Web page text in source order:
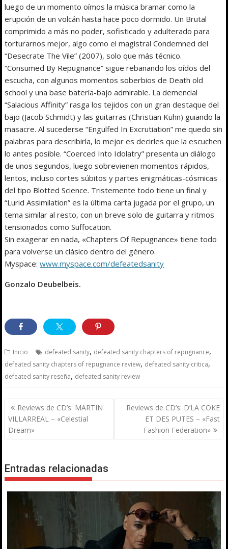
luego de un momento oímos la música bramar como la
erupción de un volcán hasta hace poco dormido. Un Brutal
comprimido a más no poder, sofisticado y adulterado para
torturarnos mejor, algo como el magistral Condemned del
“Desecrate The Vile” (2007), solo que más técnico.
“Consumed By Repugnance” sigue rebanando los oídos del
escucha, con algunos momentos soberbios de Death old
school y una base batería-bajo admirable. La demencial
“Salacious Affinity” rasga los tejidos con un gran destaque del
bajo (Jacob Schmidt) y las guitarras (Christian Kühn) guiando la
masacre. Al sucederse “Engulfed In Excrutiation” me quedo sin
palabras para describirla, lo mejor es decirles que la escuchen
lo antes posible. “Coerced Into Idolatry” presenta un diálogo
de unos segundos, luego sobrevienen momentos rápidos,
lentos, incluso cortes súbitos y partes enigmáticas-cósmicas
del tipo Blotted Science. Tristemente todo tiene un final y
“Lurid Assimilation” es la última carta jugada por el grupo, un
tema similar al resto, con un breve solo de guitarra y ritmos
tensionados como Suffocation.
Sin exagerar en nada, «Chapters Of Repugnance» tiene todo
para volverse un clásico dentro del género.
Myspace:www.myspace.com/defeatedsanity
Gonzalo Deubelbeis.
Inicio defeated sanity, defeated sanity chapters of repugnance,
defeated sanity chapters of repugnance review, defeated sanity critica,
defeated sanity reseña, defeated sanity review
Navegación
de
entradas
Reviews de CD’s: MARTIN
VILLARREAL – «Celestial
Dream»
Reviews de CD’s: D’LA COKE
ET DES PUTES – «Fast
Fashion Federation»
Entradas relacionadas